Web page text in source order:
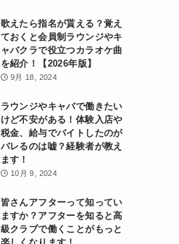
歌えたら指名が貰える？覚え
ておくと会員制ラウンジやキ
ャバクラで役立つカラオケ曲
を紹介！【2026年版】
9月 18, 2024
ラウンジやキャバで働きたい
けど不安がある！体験入店や
税金、給与でバイトしたのが
バレるのは嘘？経験者が教え
ます！
10月 9, 2024
皆さんアフターって知ってい
ますか？アフターを知ると高
級クラブで働くことがもっと